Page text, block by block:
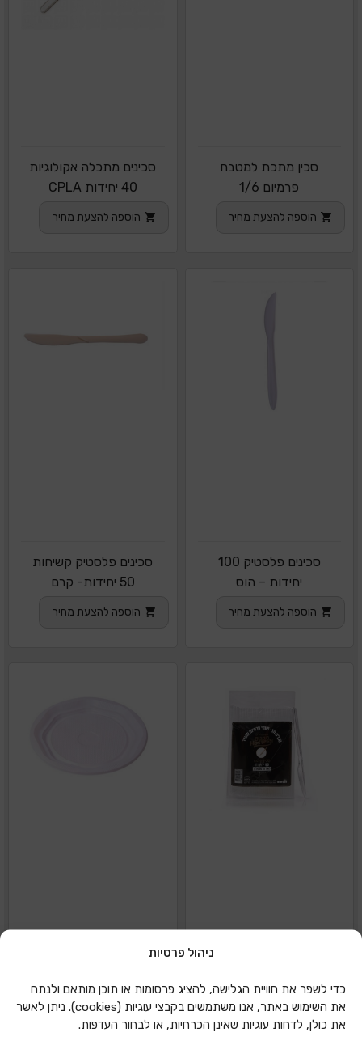
ניהול פרטיות
כדי לשפר את חוויית הגלישה, להציג פרסומות או תוכן מותאם ולנתח
את השימוש באתר, אנו משתמשים בקבצי עוגיות (cookies). ניתן לאשר
את כולן, לדחות עוגיות שאינן הכרחיות, או לבחור העדפות.
סכין מתכת למטבח
פרמיום 1/6
הוספה להצעת מחיר
סכינים מתכלה אקולוגיות
40 יחידות CPLA
הוספה להצעת מחיר
סכינים פלסטיק 100
יחידות – הוס
הוספה להצעת מחיר
סכינים פלסטיק קשיחות
50 יחידות- קרם
הוספה להצעת מחיר
סכינים פלסטיק קשיחות
הוספה להצעת מחיר
צלחות חד פעמי לבנות
הוספה להצעת מחיר